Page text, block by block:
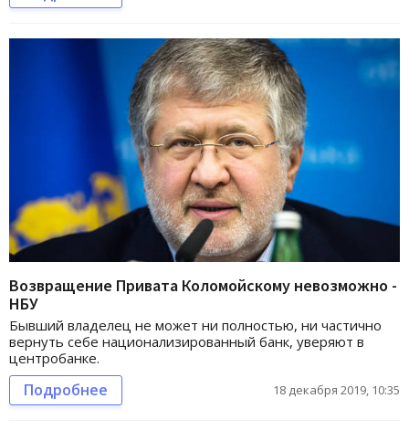
Возвращение Привата Коломойскому невозможно -
НБУ
Бывший владелец не может ни полностью, ни частично
вернуть себе национализированный банк, уверяют в
центробанке.
Подробнее 18 декабря 2019, 10:35